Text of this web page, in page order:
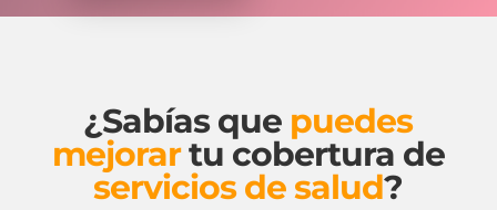
¿Sabías que puedes
mejorartu cobertura de
servicios de salud?